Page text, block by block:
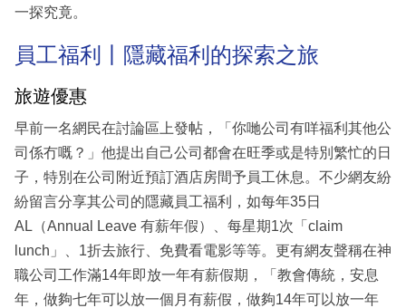
一探究竟。
員工福利丨隱藏福利的探索之旅
旅遊優惠
早前一名網民在討論區上發帖，「你哋公司有咩福利其他公
司係冇嘅？」他提出自己公司都會在旺季或是特別繁忙的日
子，特別在公司附近預訂酒店房間予員工休息。不少網友紛
紛留言分享其公司的隱藏員工福利，如每年35日
AL（Annual Leave 有薪年假）、每星期1次「claim
lunch」、1折去旅行、免費看電影等等。更有網友聲稱在神
職公司工作滿14年即放一年有薪假期，「教會傳統，安息
年，做夠七年可以放一個月有薪假，做夠14年可以放一年